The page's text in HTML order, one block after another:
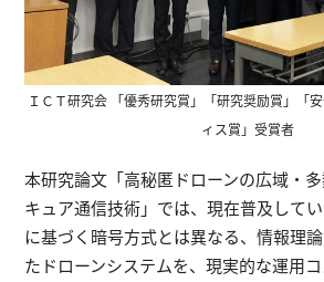
ＩＣＴ研究会 「優秀研究賞」「研究奨励賞」「
ィス賞」受賞者
本研究論文「高秘匿ドローンの広域・
キュア通信技術」では、現在普及して
に基づく暗号方式とは異なる、情報理
たドローンシステムを、現実的な運用